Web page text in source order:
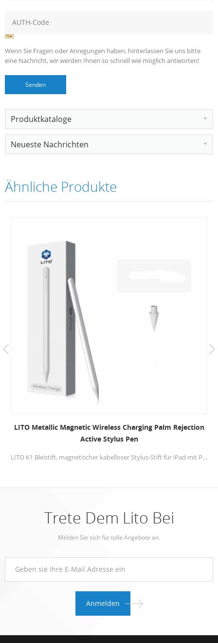
Wenn Sie Fragen oder Anregungen haben, hinterlassen Sie uns bitte
eine Nachricht, wir werden Ihnen so schnell wie möglich antworten!
Produktkataloge
Neueste Nachrichten
Ähnliche Produkte
LITO Metallic Magnetic Wireless Charging Palm Rejection
Active Stylus Pen
LITO K1 Bleistift, magnetischer kabelloser Stylus-Stift für iPad mit Palm Rejection, aktiver Bleistift, kompatibel mit (2018–2022) Apple iPad, für präzises Schreiben/Zeichnen
Trete Dem Lito Bei
Melden Sie sich für tolle Angebote an.